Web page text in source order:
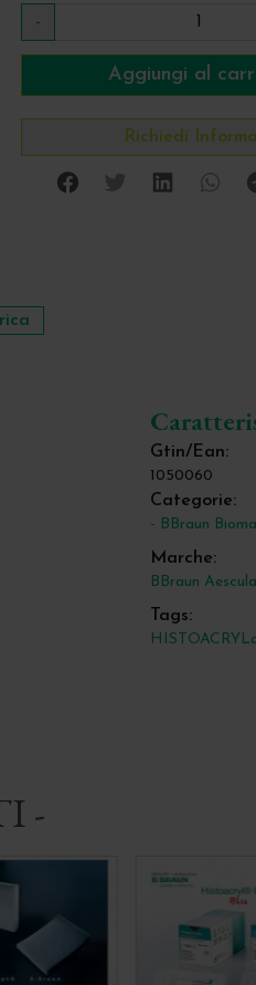
-
Aggiungi al
Richiedi
Facebook
Twitter
Gtin/Ean:
1050060
Categorie:
- BBraun
Marche:
BBraun
Tags:
HISTOACRYL
-